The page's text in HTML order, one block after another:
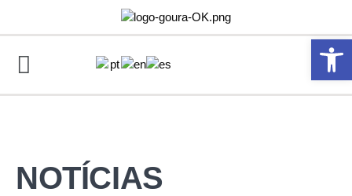
Abrir
NOTÍCIAS